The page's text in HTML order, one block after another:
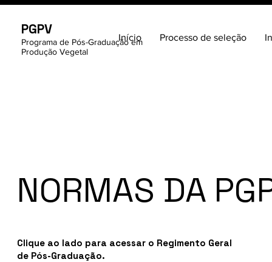
PGPV
Programa de Pós-Graduação em
Produção Vegetal
Início Processo de seleção
NORMAS DA
Clique ao lado para acessar o Regimento Geral
de Pós-Graduação.